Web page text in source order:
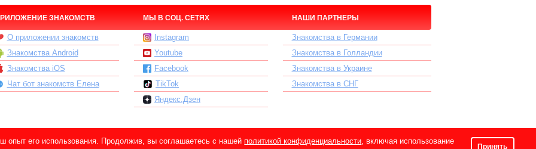
ЗНАКОМСТВ МЫ В СОЦ. СЕТЯХ НАШИ ПАРТНЕРЫ
О приложении знакомств
Знакомства Android
Знакомства iOS
Чат бот знакомств Елена
Instagram
Youtube
Facebook
TikTok
Яндекс.Дзен
Знакомства в Германии
Знакомства в Голландии
Знакомства в Украине
Знакомства в СНГ
опыт его использования. Продолжив, вы соглашаетесь с нашей политикой конфиденциальности, включая использование
Принять